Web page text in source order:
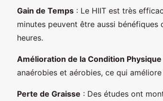
Gain de Temps : Le HIIT est très
minutes peuvent être aussi
heures.
Amélioration de la Condition Physique
anaérobies et aérobies, ce qui
Perte de Graisse : Des études ont